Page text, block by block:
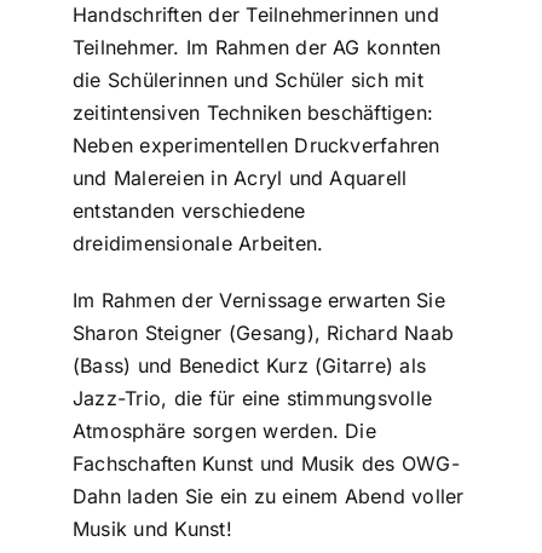
Handschriften der Teilnehmerinnen und
Teilnehmer. Im Rahmen der AG konnten
die Schülerinnen und Schüler sich mit
zeitintensiven Techniken beschäftigen:
Neben experimentellen Druckverfahren
und Malereien in Acryl und Aquarell
entstanden verschiedene
dreidimensionale Arbeiten.
Im Rahmen der Vernissage erwarten Sie
Sharon Steigner (Gesang), Richard Naab
(Bass) und Benedict Kurz (Gitarre) als
Jazz-Trio, die für eine stimmungsvolle
Atmosphäre sorgen werden. Die
Fachschaften Kunst und Musik des OWG-
Dahn laden Sie ein zu einem Abend voller
Musik und Kunst!